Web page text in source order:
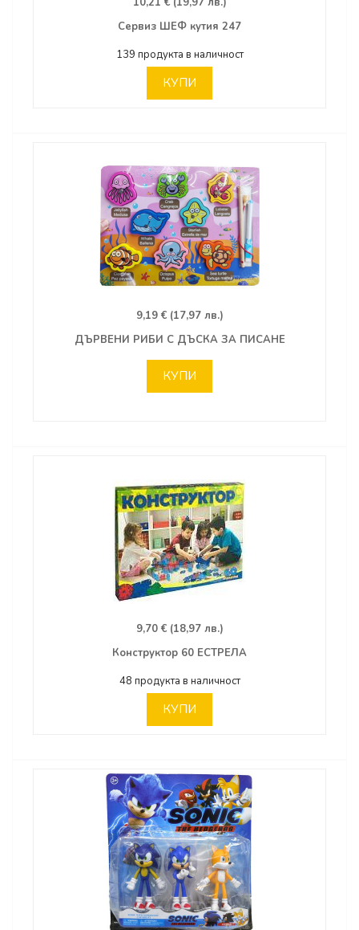
Сервиз ШЕФ кутия 247
139 продукта в наличност
КУПИ
9,19 € (17,97 лв.)
ДЪРВЕНИ РИБИ С ДЪСКА ЗА ПИСАНЕ
КУПИ
9,70 € (18,97 лв.)
Конструктор 60 ЕСТРЕЛА
48 продукта в наличност
КУПИ